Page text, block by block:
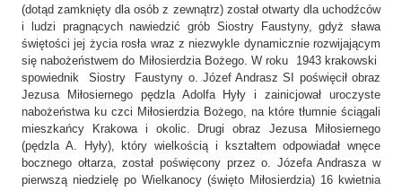
(dotąd zamknięty dla osób z zewnątrz) został otwarty dla uchodźców
i ludzi pragnących nawiedzić grób Siostry Faustyny, gdyż sława
świętości jej życia rosła wraz z niezwykle dynamicznie rozwijającym
się nabożeństwem do Miłosierdzia Bożego. W roku 1943 krakowski
spowiednik Siostry Faustyny o. Józef Andrasz SI poświęcił obraz
Jezusa Miłosiernego pędzla Adolfa Hyły i zainicjował uroczyste
nabożeństwa ku czci Miłosierdzia Bożego, na które tłumnie ściągali
mieszkańcy Krakowa i okolic. Drugi obraz Jezusa Miłosiernego
(pędzla A. Hyły), który wielkością i kształtem odpowiadał wnęce
bocznego ołtarza, został poświęcony przez o. Józefa Andrasza w
pierwszą niedzielę po Wielkanocy (święto Miłosierdzia) 16 kwietnia